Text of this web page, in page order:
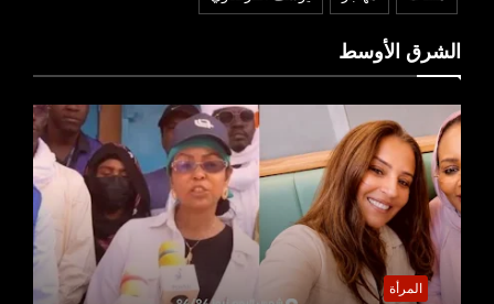
الشرق الأوسط
المرأة